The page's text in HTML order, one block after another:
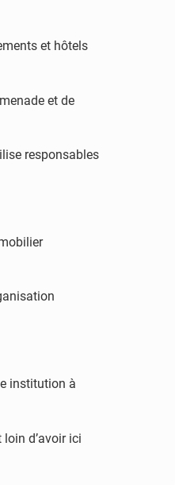
et hôtels
et de
responsables
institution à
d’avoir ici